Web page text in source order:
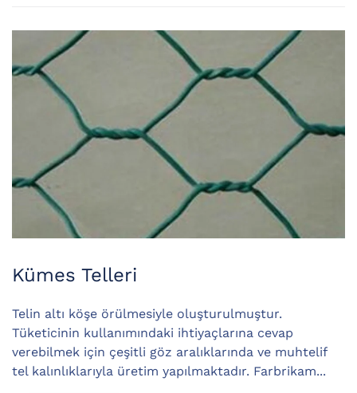
Kümes Telleri
Telin altı köşe örülmesiyle oluşturulmuştur.
Tüketicinin kullanımındaki ihtiyaçlarına cevap
verebilmek için çeşitli göz aralıklarında ve muhtelif
tel kalınlıklarıyla üretim yapılmaktadır. Farbrikam...